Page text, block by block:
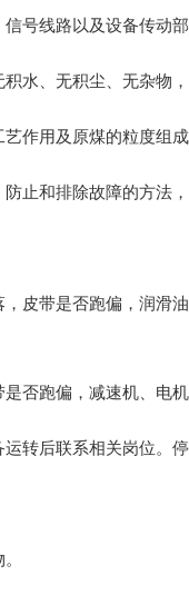
号线路以及设备传动
水、无积尘、无杂物
作用及原煤的粒度组
止和排除故障的方法
皮带是否跑偏，润滑
否跑偏，减速机、电
转后联系相关岗位。